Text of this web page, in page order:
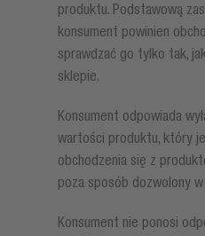
produktu. Podstawową
konsument powinien
sprawdzać go tylko tak,
sklepie.
Konsument odpowiada
wartości produktu, który
obchodzenia się z
poza sposób dozwolony
Konsument nie ponosi